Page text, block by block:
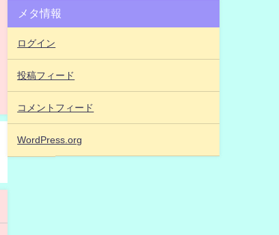
メタ情報
ログイン
投稿フィード
コメントフィード
WordPress.org